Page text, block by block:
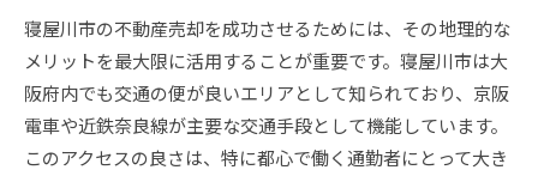
地域の観光スポットを活かした売却戦略
地元コミュニティの魅力を伝えるポイント
文化と歴史が不動産価値に与える影響を理解す
る
寝屋川市の不動産売却を成功させるためには、その地理的な
メリットを最大限に活用することが重要です。寝屋川市は大
阪府内でも交通の便が良いエリアとして知られており、京阪
電車や近鉄奈良線が主要な交通手段として機能しています。
このアクセスの良さは、特に都心で働く通勤者にとって大き